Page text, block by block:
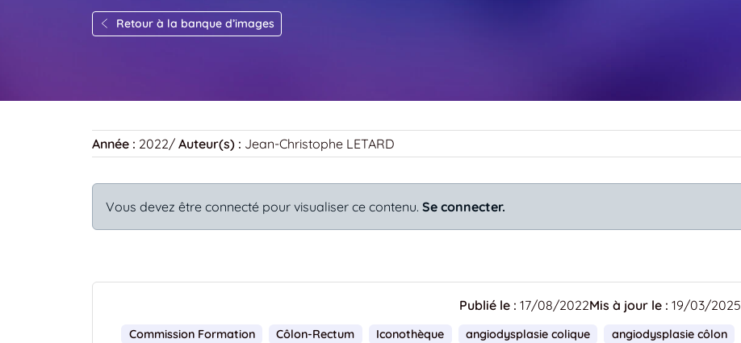
Retour à la banque d’images
Année : 2022/ Auteur(s) : Jean-Christophe LETARD
Vous devez être connecté pour visualiser ce contenu. Se connecter.
Publié le : 17/08/2022Mis à jour le : 19/03/2025
Commission Formation Côlon-Rectum Iconothèque angiodysplasie colique
angiodysplasie côlon